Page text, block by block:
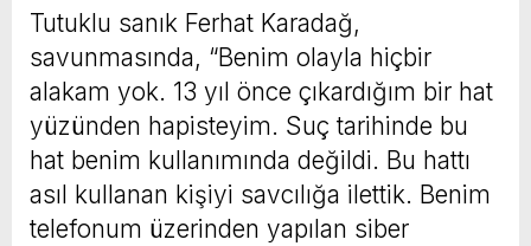
Tutuklu sanık Ferhat Karadağ,
savunmasında, “Benim olayla hiçbir
alakam yok. 13 yıl önce çıkardığım bir hat
yüzünden hapisteyim. Suç tarihinde bu
hat benim kullanımında değildi. Bu hattı
asıl kullanan kişiyi savcılığa ilettik. Benim
telefonum üzerinden yapılan siber